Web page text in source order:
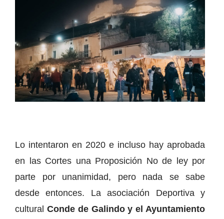
Lo intentaron en 2020 e incluso hay aprobada
en las Cortes una Proposición No de ley por
parte por unanimidad, pero nada se sabe
desde entonces. La asociación Deportiva y
cultural Conde de Galindo y el Ayuntamiento